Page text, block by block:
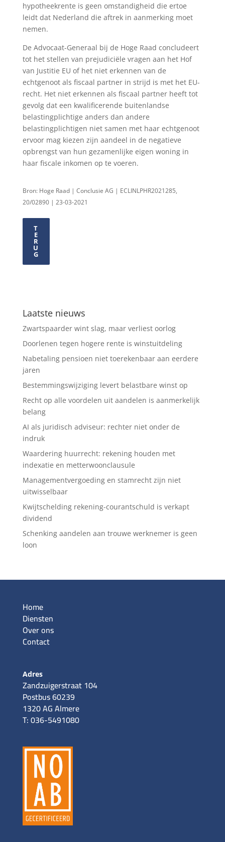
hypotheekrente is geen omstandigheid die ertoe
leidt dat Nederland die aftrek in aanmerking moet
nemen.
De Advocaat-Generaal bij de Hoge Raad concludeert
tot het stellen van prejudiciële vragen aan het Hof
van Justitie EU of het niet erkennen van de
echtgenoot als fiscaal partner in strijd is met het EU-
recht. Het niet erkennen als fiscaal partner heeft tot
gevolg dat een kwalificerende buitenlandse
belastingplichtige anders dan andere
belastingplichtigen niet samen met haar echtgenoot
ervoor mag kiezen zijn aandeel in de negatieve
opbrengst van hun gezamenlijke eigen woning in
haar fiscale inkomen op te voeren.
Bron: Hoge Raad | Conclusie AG | ECLINLPHR2021285,
20/02890 | 23-03-2021
T
E
R
U
G
Laatste nieuws
Zwartspaarder wint slag, maar verliest oorlog
Doorlenen tegen hogere rente is winstuitdeling
Nabetaling pensioen niet toerekenbaar aan eerdere
jaren
Bestemmingswijziging levert belastbare winst op
Recht op alle voordelen uit aandelen is aanmerkelijk
belang
AI als juridisch adviseur: rechter niet onder de
indruk
Waardering huurrecht: rekening houden met
indexatie en metterwoonclausule
Managementvergoeding en stamrecht zijn niet
uitwisselbaar
Kwijtschelding rekening-courantschuld is verkapt
dividend
Schenking aandelen aan trouwe werknemer is geen
loon
Home
Diensten
Over ons
Contact
Adres
Zandzuigerstraat 104
Postbus 60239
1320 AG Almere
T: 036-5491080